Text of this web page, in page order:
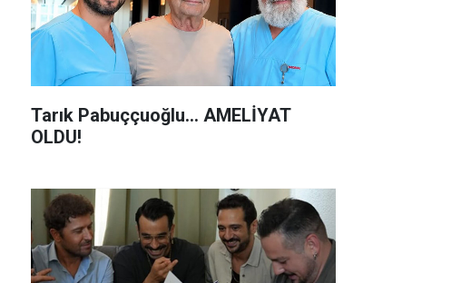
Tarık Pabuççuoğlu… AMELİYAT
OLDU!